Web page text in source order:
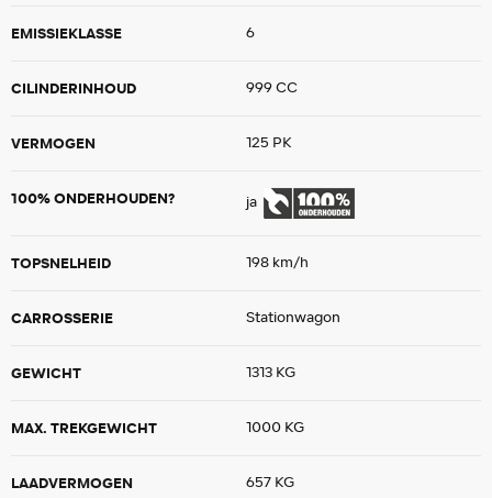
EMISSIEKLASSE 6
CILINDERINHOUD 999 CC
VERMOGEN 125 PK
100% ONDERHOUDEN? ja
TOPSNELHEID 198 km/h
CARROSSERIE Stationwagon
GEWICHT 1313 KG
MAX. TREKGEWICHT 1000 KG
LAADVERMOGEN 657 KG